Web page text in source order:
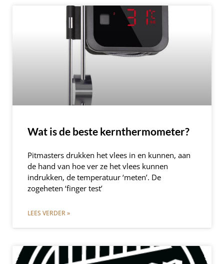
Wat is de beste kernthermometer?
Pitmasters drukken het vlees in en kunnen, aan
de hand van hoe ver ze het vlees kunnen
indrukken, de temperatuur ‘meten’. De
zogeheten ‘finger test’
LEES VERDER »